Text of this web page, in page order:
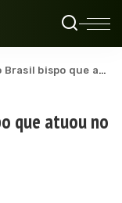
atuou no norte de Moçambique
que atuou no